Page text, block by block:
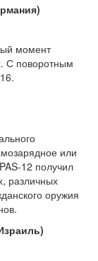
момент
С поворотным
или
12 получил
различных
оружия